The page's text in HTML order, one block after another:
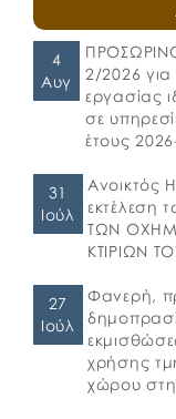
4
Αυγ
2/2026
εργασίας
σε
έτους
31
Ιούλ
Ανοικτός
εκτέλεση
ΤΩΝ
ΚΤΙΡΙΩΝ
27
Ιούλ
Φανερή,
χρήσης
χώρου